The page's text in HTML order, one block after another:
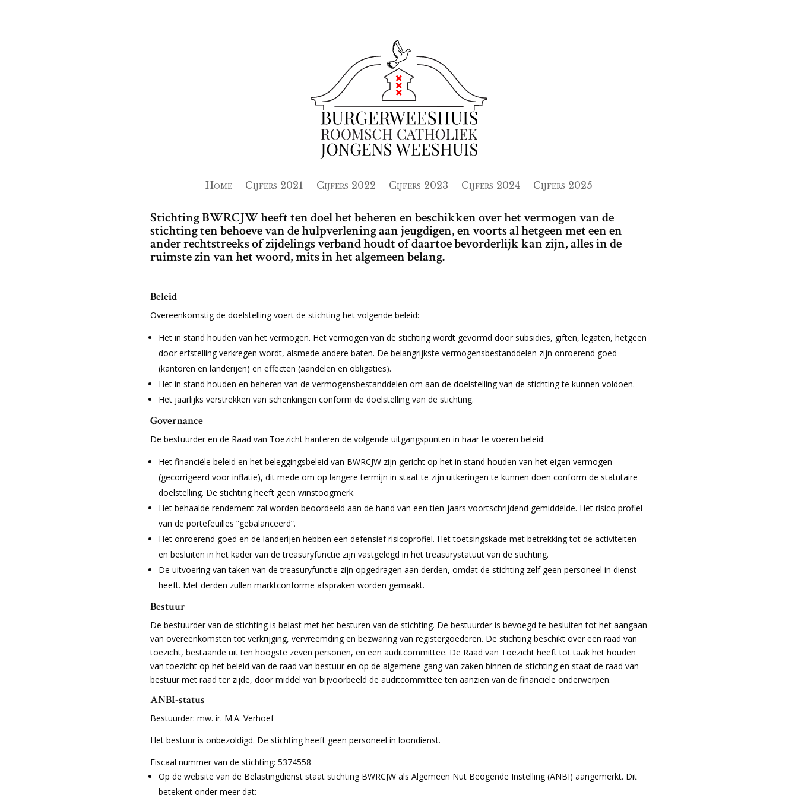
Home Cijfers 2021 Cijfers 2022 Cijfers 2023 Cijfers 2024 Cijfers 2025
Stichting BWRCJW heeft ten doel het beheren en beschikken over het vermogen van de
stichting ten behoeve van de hulpverlening aan jeugdigen, en voorts al hetgeen met een en
ander rechtstreeks of zijdelings verband houdt of daartoe bevorderlijk kan zijn, alles in de
ruimste zin van het woord, mits in het algemeen belang.
Beleid
Overeenkomstig de doelstelling voert de stichting het volgende beleid:
Het in stand houden van het vermogen. Het vermogen van de stichting wordt gevormd door subsidies, giften, legaten, hetgeen
door erfstelling verkregen wordt, alsmede andere baten. De belangrijkste vermogensbestanddelen zijn onroerend goed
(kantoren en landerijen) en effecten (aandelen en obligaties).
Het in stand houden en beheren van de vermogensbestanddelen om aan de doelstelling van de stichting te kunnen voldoen.
Het jaarlijks verstrekken van schenkingen conform de doelstelling van de stichting.
Governance
De bestuurder en de Raad van Toezicht hanteren de volgende uitgangspunten in haar te voeren beleid:
Het financiële beleid en het beleggingsbeleid van BWRCJW zijn gericht op het in stand houden van het eigen vermogen
(gecorrigeerd voor inflatie), dit mede om op langere termijn in staat te zijn uitkeringen te kunnen doen conform de statutaire
doelstelling. De stichting heeft geen winstoogmerk.
Het behaalde rendement zal worden beoordeeld aan de hand van een tien-jaars voortschrijdend gemiddelde. Het risico profiel
van de portefeuilles “gebalanceerd”.
Het onroerend goed en de landerijen hebben een defensief risicoprofiel. Het toetsingskade met betrekking tot de activiteiten
en besluiten in het kader van de treasuryfunctie zijn vastgelegd in het treasurystatuut van de stichting.
De uitvoering van taken van de treasuryfunctie zijn opgedragen aan derden, omdat de stichting zelf geen personeel in dienst
heeft. Met derden zullen marktconforme afspraken worden gemaakt.
Bestuur
De bestuurder van de stichting is belast met het besturen van de stichting. De bestuurder is bevoegd te besluiten tot het aangaan
van overeenkomsten tot verkrijging, vervreemding en bezwaring van registergoederen. De stichting beschikt over een raad van
toezicht, bestaande uit ten hoogste zeven personen, en een auditcommittee. De Raad van Toezicht heeft tot taak het houden
van toezicht op het beleid van de raad van bestuur en op de algemene gang van zaken binnen de stichting en staat de raad van
bestuur met raad ter zijde, door middel van bijvoorbeeld de auditcommittee ten aanzien van de financiële onderwerpen.
ANBI-status
Bestuurder: mw. ir. M.A. Verhoef
Het bestuur is onbezoldigd. De stichting heeft geen personeel in loondienst.
Fiscaal nummer van de stichting: 5374558
Op de website van de Belastingdienst staat stichting BWRCJW als Algemeen Nut Beogende Instelling (ANBI) aangemerkt. Dit
betekent onder meer dat: